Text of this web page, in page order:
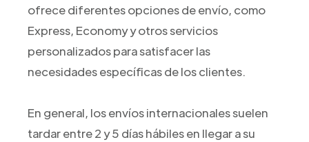
ofrece diferentes opciones de envío, como
Express, Economy y otros servicios
personalizados para satisfacer las
necesidades específicas de los clientes.
En general, los envíos internacionales suelen
tardar entre 2 y 5 días hábiles en llegar a su